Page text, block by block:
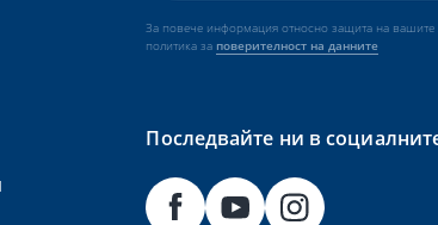
За повече информация относно защита на вашите
политика за поверителност на данните
Последвайте ни в